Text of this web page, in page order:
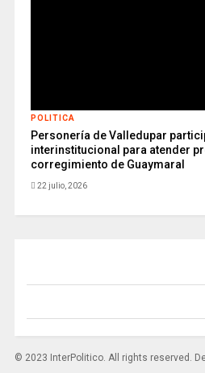
POLITICA
Personería de Valledupar
interinstitucional para atender
corregimiento de Guaymaral
22 julio, 2026
© 2023 InterPolitico. All rights reserved.